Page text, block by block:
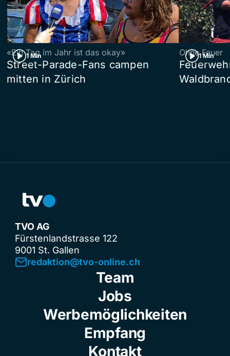
1 Min
«Ein Tag im Jahr ist das okay»
Street-Parade-Fans campen
mitten in Zürich
1 Min
Ohne Feuer
TVO AG
Fürstenlandstrasse 122
9001 St. Gallen
redaktion@tvo-online.ch
Team
Jobs
Werbemöglichkeiten
Empfang
Kontakt